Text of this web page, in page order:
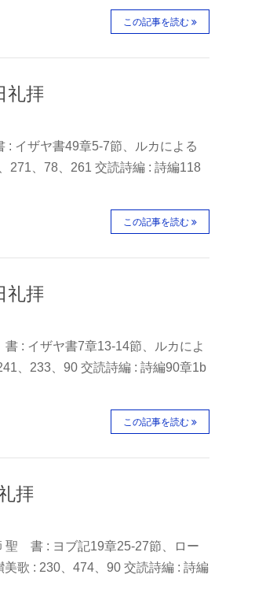
この記事を読む
礼拝
イザヤ書49章5-7節、ルカによる
271、78、261 交読詩編 : 詩編118
この記事を読む
礼拝
: イザヤ書7章13-14節、ルカによ
、233、90 交読詩編 : 詩編90章1b
この記事を読む
拝
聖 書 : ヨブ記19章25-27節、ロー
歌 : 230、474、90 交読詩編 : 詩編